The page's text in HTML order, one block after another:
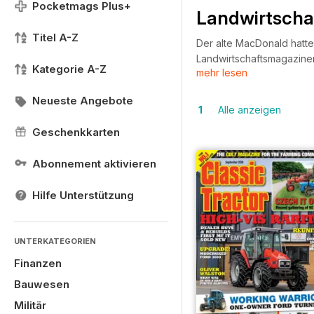
Pocketmags Plus+
Titel A-Z
Kategorie A-Z
Neueste Angebote
Geschenkkarten
Abonnement aktivieren
Hilfe Unterstützung
UNTERKATEGORIEN
Finanzen
Bauwesen
Militär
Der alte MacDonald
neuesten Trends über
Landwirt auf einem
internationalen
mit einem Abonnement
mehr lesen
1 Alle anzeigen